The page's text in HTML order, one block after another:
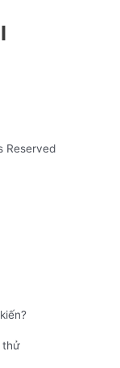
Reserved
thử